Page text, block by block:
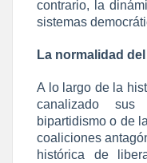
contrario, la
sistemas
La normalidad
A lo largo de la
canalizado
bipartidismo o de
coaliciones
histórica de